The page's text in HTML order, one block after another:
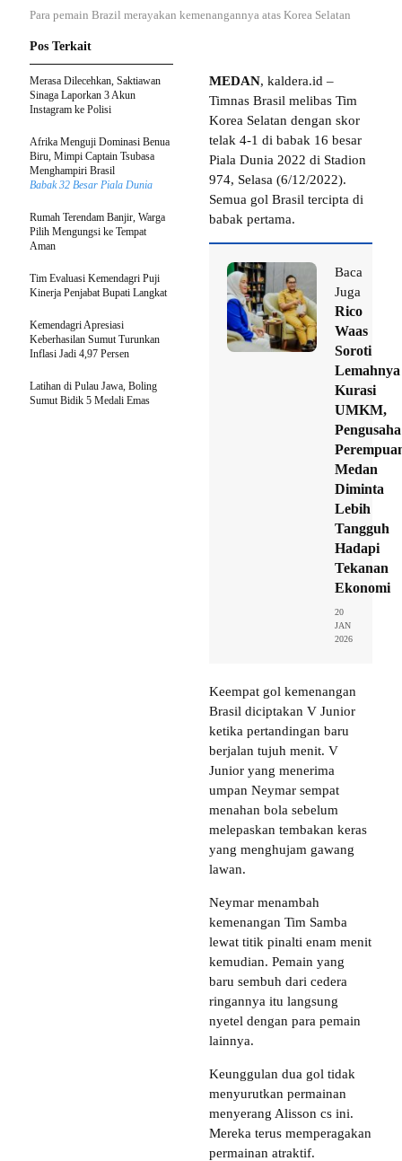
Para pemain Brazil merayakan kemenangannya atas Korea Selatan
MEDAN, kaldera.id –
Timnas Brasil melibas Tim
Korea Selatan dengan skor
telak 4-1 di babak 16 besar
Piala Dunia 2022 di Stadion
974, Selasa (6/12/2022).
Semua gol Brasil tercipta di
babak pertama.
Baca
Juga
Rico
Waas
Soroti
Lemahnya
Kurasi
UMKM,
Pengusaha
Medan
Diminta
Lebih
Tangguh
Hadapi
Tekanan
Ekonomi
20
JAN
2026
Keempat gol kemenangan
Brasil diciptakan V Junior
ketika pertandingan baru
berjalan tujuh menit. V
Junior yang menerima
umpan Neymar sempat
menahan bola sebelum
melepaskan tembakan keras
yang menghujam gawang
lawan.
Neymar menambah
kemenangan Tim Samba
lewat titik pinalti enam menit
kemudian. Pemain yang
baru sembuh dari cedera
ringannya itu langsung
nyetel dengan para pemain
lainnya.
Keunggulan dua gol tidak
menyurutkan permainan
menyerang Alisson cs ini.
Mereka terus memperagakan
permainan atraktif.
Pos Terkait
Merasa Dilecehkan, Saktiawan
Sinaga Laporkan 3 Akun
Instagram ke Polisi
Afrika Menguji Dominasi Benua
Biru, Mimpi Captain Tsubasa
Menghampiri Brasil
Babak 32 Besar Piala Dunia
Rumah Terendam Banjir, Warga
Pilih Mengungsi ke Tempat
Aman
Tim Evaluasi Kemendagri Puji
Kinerja Penjabat Bupati Langkat
Kemendagri Apresiasi
Keberhasilan Sumut Turunkan
Inflasi Jadi 4,97 Persen
Latihan di Pulau Jawa, Boling
Sumut Bidik 5 Medali Emas